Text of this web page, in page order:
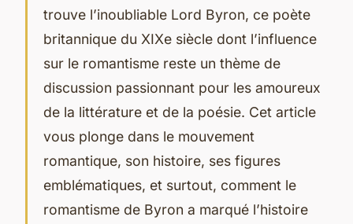
trouve l’inoubliable Lord Byron, ce poète
britannique du XIXe siècle dont l’influence
sur le romantisme reste un thème de
discussion passionnant pour les amoureux
de la littérature et de la poésie. Cet article
vous plonge dans le mouvement
romantique, son histoire, ses figures
emblématiques, et surtout, comment le
romantisme de Byron a marqué l’histoire